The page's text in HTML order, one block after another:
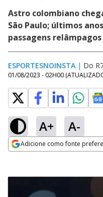
Astro colombiano
São Paulo; últimos
passagens
ESPORTESNOINSTA | Do
01/08/2023 - 02H00
A+ A-
Adicione como fonte